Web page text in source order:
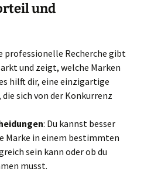
und
professionelle Recherche gibt
und zeigt, welche Marken
hilft dir, eine einzigartige
sich von der Konkurrenz
: Du kannst besser
Marke in einem bestimmten
sein kann oder ob du
musst.